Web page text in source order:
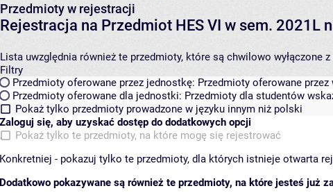
Przedmioty w rejestracji
Rejestracja na Przedmiot HES VI w sem. 2021L
Lista uwzględnia również te przedmioty, które są chwilowo wyłączone
Filtry
Przedmioty oferowane przez jednostkę: Przedmioty oferowane
Przedmioty oferowane dla jednostki: Przedmioty dla studentów
Pokaż tylko przedmioty prowadzone w języku innym niż polski
Zaloguj się, aby uzyskać dostęp do dodatkowych opcji
Pokaż tylko te przedmioty, na które mogę się rejestrować
Konkretniej - pokazuj tylko te przedmioty, dla których istnieje otwarta
Dodatkowo pokazywane są również te przedmioty, na które jesteś już